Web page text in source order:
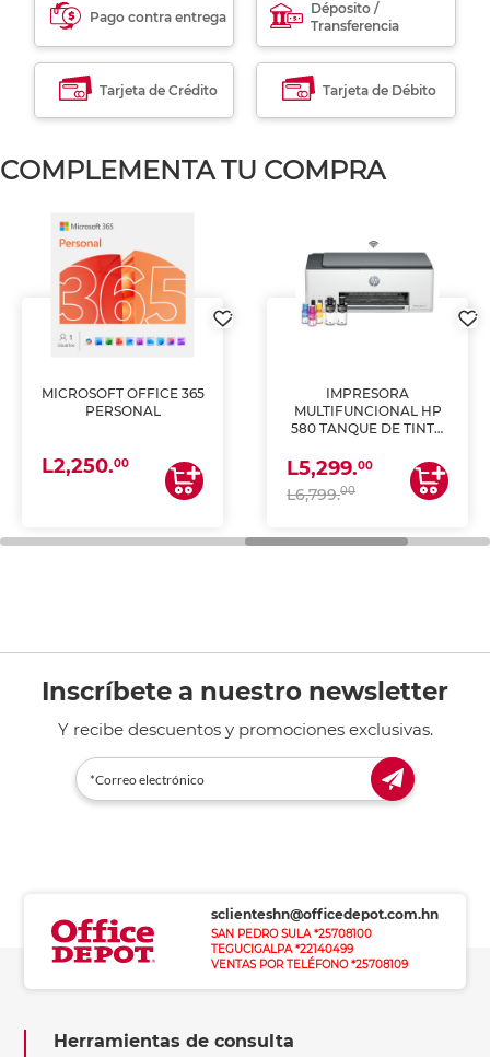
Pago contra entrega
Déposito /
Transferencia
Tarjeta de Crédito Tarjeta de Débito
COMPLEMENTA TU COMPRA
MICROSOFT OFFICE 365
PERSONAL
L2,250.00
IMPRESORA
MULTIFUNCIONAL HP
580 TANQUE DE TINTA
ESCANEA)
L5,299.00
L6,799.00
Inscríbete a nuestro newsletter
Y recibe descuentos y promociones exclusivas.
sclienteshn@officedepot.com.hn
SAN PEDRO SULA *25708100
TEGUCIGALPA *22140499
VENTAS POR TELÉFONO *25708109
Herramientas de consulta